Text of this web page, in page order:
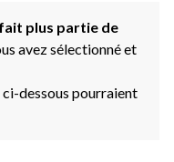
plus partie de
avez sélectionné et
dessous pourraient